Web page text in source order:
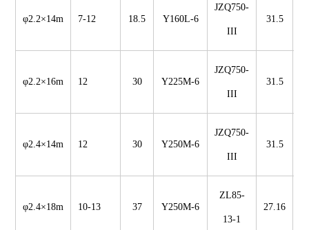
φ2.2×14m 7-12 18.5 Y160L-6
JZQ750-
III
31.5
φ2.2×16m 12 30 Y225M-6
JZQ750-
III
31.5
φ2.4×14m 12 30 Y250M-6
JZQ750-
III
31.5
φ2.4×18m 10-13 37 Y250M-6
ZL85-
13-1
27.16